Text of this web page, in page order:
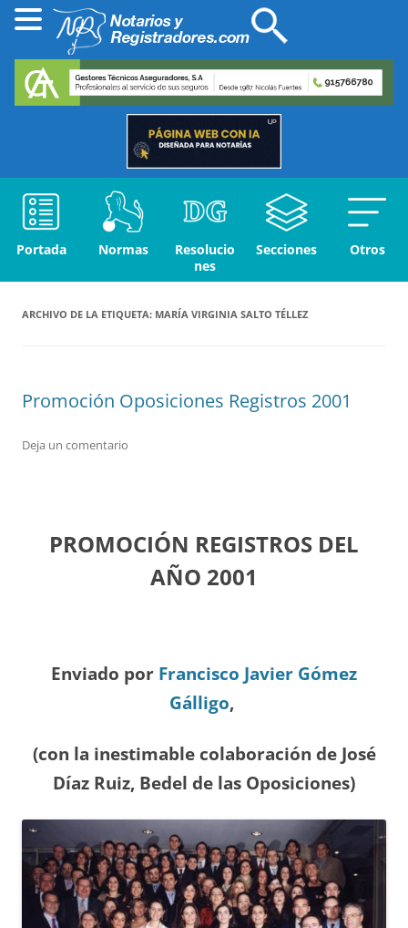
Portada Normas
Resolucio
nes
Secciones Otros
ARCHIVO DE LA ETIQUETA: MARÍA VIRGINIA SALTO TÉLLEZ
Promoción Oposiciones Registros 2001
Deja un comentario
PROMOCIÓN REGISTROS DEL
AÑO 2001
Enviado por Francisco Javier Gómez
Gálligo,
(con la inestimable colaboración de José
Díaz Ruiz, Bedel de las Oposiciones)